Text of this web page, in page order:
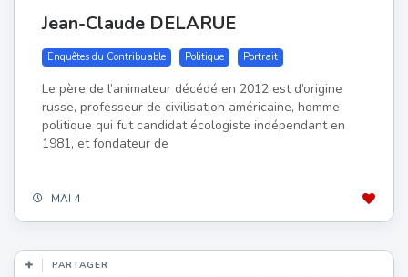
Jean-Claude DELARUE
Enquêtes du Contribuable Politique Portrait
Le père de l’animateur décédé en 2012 est d’origine
russe, professeur de civilisation américaine, homme
politique qui fut candidat écologiste indépendant en
1981, et fondateur de
MAI 4
PARTAGER